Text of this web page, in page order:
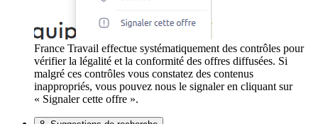
France Travail effectue systématiquement des contrôles pour
vérifier la légalité et la conformité des offres diffusées. Si
malgré ces contrôles vous constatez des contenus
inappropriés, vous pouvez nous le signaler en cliquant sur
« Signaler cette offre ».